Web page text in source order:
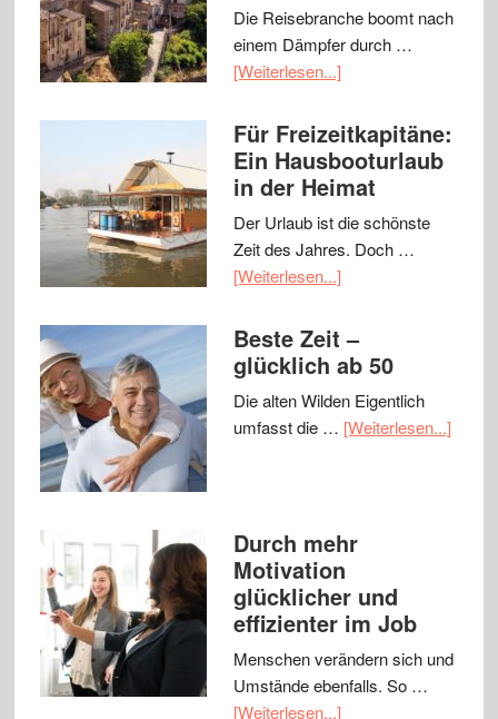
Die Reisebranche boomt nach
einem Dämpfer durch …
[Weiterlesen...]
Für Freizeitkapitäne:
Ein Hausbooturlaub
in der Heimat
Der Urlaub ist die schönste
Zeit des Jahres. Doch …
[Weiterlesen...]
Beste Zeit –
glücklich ab 50
Die alten Wilden Eigentlich
umfasst die … [Weiterlesen...]
Durch mehr
Motivation
glücklicher und
effizienter im Job
Menschen verändern sich und
Umstände ebenfalls. So …
[Weiterlesen...]